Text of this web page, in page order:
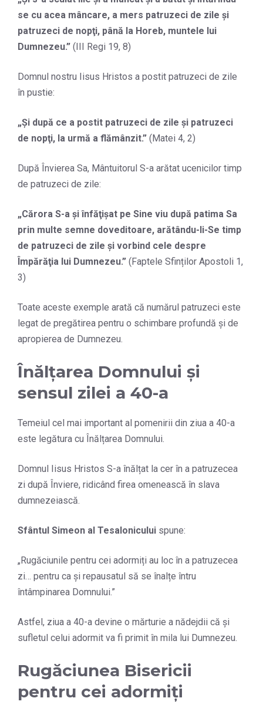
se cu acea mâncare, a mers patruzeci de zile şi
patruzeci de nopţi, până la Horeb, muntele lui
Dumnezeu.” (III Regi 19, 8)
Domnul nostru Iisus Hristos a postit patruzeci de zile
în pustie:
„Şi după ce a postit patruzeci de zile şi patruzeci
de nopţi, la urmă a flămânzit.” (Matei 4, 2)
După Învierea Sa, Mântuitorul S-a arătat ucenicilor timp
de patruzeci de zile:
„Cărora S-a şi înfăţişat pe Sine viu după patima Sa
prin multe semne doveditoare, arătându-li-Se timp
de patruzeci de zile şi vorbind cele despre
Împărăţia lui Dumnezeu.” (Faptele Sfinților Apostoli 1,
3)
Toate aceste exemple arată că numărul patruzeci este
legat de pregătirea pentru o schimbare profundă și de
apropierea de Dumnezeu.
Înălțarea Domnului și
sensul zilei a 40-a
Temeiul cel mai important al pomenirii din ziua a 40-a
este legătura cu Înălțarea Domnului.
Domnul Iisus Hristos S-a înălțat la cer în a patruzecea
zi după Înviere, ridicând firea omenească în slava
dumnezeiască.
Sfântul Simeon al Tesalonicului spune:
„Rugăciunile pentru cei adormiți au loc în a patruzecea
zi… pentru ca și repausatul să se înalțe întru
întâmpinarea Domnului.”
Astfel, ziua a 40-a devine o mărturie a nădejdii că și
sufletul celui adormit va fi primit în mila lui Dumnezeu.
Rugăciunea Bisericii
pentru cei adormiți